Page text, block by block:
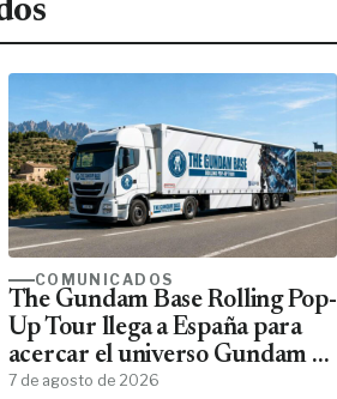
COMUNICADOS
The Gundam Base Rolling Pop-
Up Tour llega a España para
acercar el universo Gundam a
todos los fans
7 de agosto de 2026